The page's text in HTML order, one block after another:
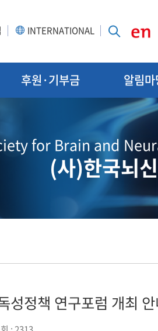
INTERNATIONAL
후원·기부금 알림
for Brain and
(사)한국뇌
성정책 연구포럼 개최